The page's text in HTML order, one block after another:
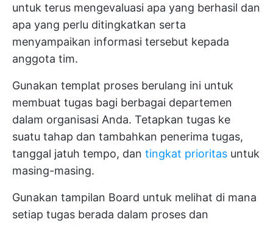
untuk terus mengevaluasi apa yang berhasil dan
apa yang perlu ditingkatkan serta
menyampaikan informasi tersebut kepada
anggota tim.
Gunakan templat proses berulang ini untuk
membuat tugas bagi berbagai departemen
dalam organisasi Anda. Tetapkan tugas ke
suatu tahap dan tambahkan penerima tugas,
tanggal jatuh tempo, dan tingkat prioritas untuk
masing-masing.
Gunakan tampilan Board untuk melihat di mana
setiap tugas berada dalam proses dan